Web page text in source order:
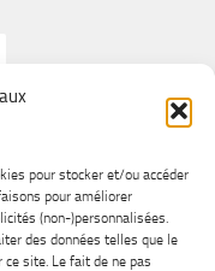
pour stocker et/ou accéder
pour améliorer
(non-)personnalisées.
des données telles que le
site. Le fait de ne pas